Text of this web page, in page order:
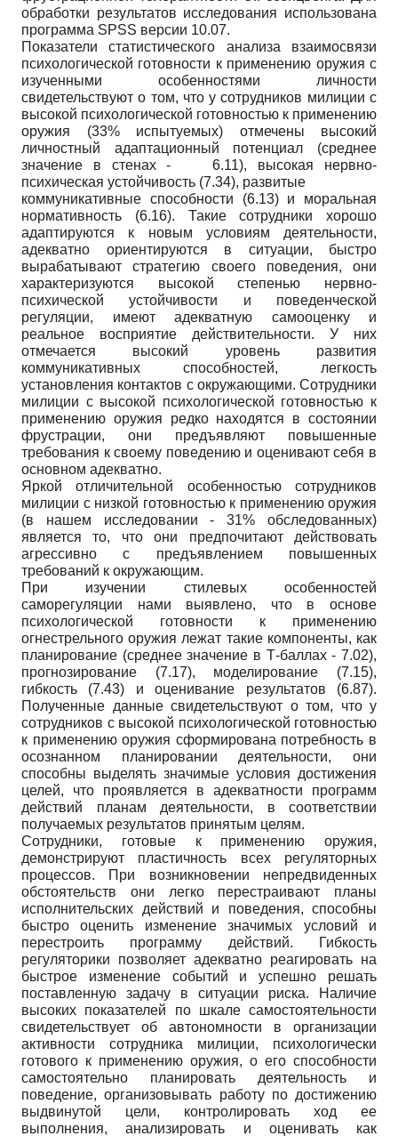
обработки результатов исследования использована
программа SPSS версии 10.07.
Показатели статистического анализа взаимосвязи
психологической готовности к применению оружия с
изученными особенностями личности
свидетельствуют о том, что у сотрудников милиции с
высокой психологической готовностью к применению
оружия (33% испытуемых) отмечены высокий
личностный адаптационный потенциал (среднее
значение в стенах - 6.11), высокая нервно-
психическая устойчивость (7.34), развитые
коммуникативные способности (6.13) и моральная
нормативность (6.16). Такие сотрудники хорошо
адаптируются к новым условиям деятельности,
адекватно ориентируются в ситуации, быстро
вырабатывают стратегию своего поведения, они
характеризуются высокой степенью нервно-
психической устойчивости и поведенческой
регуляции, имеют адекватную самооценку и
реальное восприятие действительности. У них
отмечается высокий уровень развития
коммуникативных способностей, легкость
установления контактов с окружающими. Сотрудники
милиции с высокой психологической готовностью к
применению оружия редко находятся в состоянии
фрустрации, они предъявляют повышенные
требования к своему поведению и оценивают себя в
основном адекватно.
Яркой отличительной особенностью сотрудников
милиции с низкой готовностью к применению оружия
(в нашем исследовании - 31% обследованных)
является то, что они предпочитают действовать
агрессивно с предъявлением повышенных
требований к окружающим.
При изучении стилевых особенностей
саморегуляции нами выявлено, что в основе
психологической готовности к применению
огнестрельного оружия лежат такие компоненты, как
планирование (среднее значение в Т-баллах - 7.02),
прогнозирование (7.17), моделирование (7.15),
гибкость (7.43) и оценивание результатов (6.87).
Полученные данные свидетельствуют о том, что у
сотрудников с высокой психологической готовностью
к применению оружия сформирована потребность в
осознанном планировании деятельности, они
способны выделять значимые условия достижения
целей, что проявляется в адекватности программ
действий планам деятельности, в соответствии
получаемых результатов принятым целям.
Сотрудники, готовые к применению оружия,
демонстрируют пластичность всех регуляторных
процессов. При возникновении непредвиденных
обстоятельств они легко перестраивают планы
исполнительских действий и поведения, способны
быстро оценить изменение значимых условий и
перестроить программу действий. Гибкость
регуляторики позволяет адекватно реагировать на
быстрое изменение событий и успешно решать
поставленную задачу в ситуации риска. Наличие
высоких показателей по шкале самостоятельности
свидетельствует об автономности в организации
активности сотрудника милиции, психологически
готового к применению оружия, о его способности
самостоятельно планировать деятельность и
поведение, организовывать работу по достижению
выдвинутой цели, контролировать ход ее
выполнения, анализировать и оценивать как